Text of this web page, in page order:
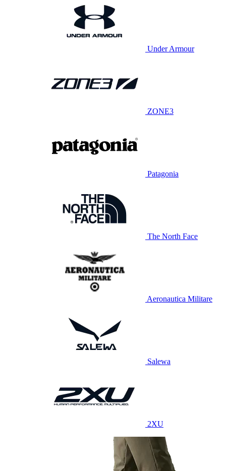
Under Armour
ZONE3
Patagonia
The North Face
Aeronautica Militare
Salewa
2XU